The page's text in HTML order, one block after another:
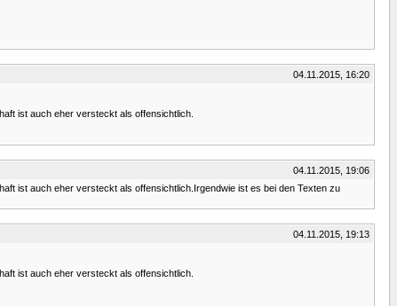
04.11.2015, 16:20
ist auch eher versteckt als offensichtlich.
04.11.2015, 19:06
ist auch eher versteckt als offensichtlich.Irgendwie ist es bei den Texten zu
04.11.2015, 19:13
ist auch eher versteckt als offensichtlich.